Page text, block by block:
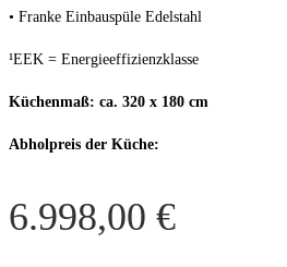
• Franke Einbauspüle Edelstahl
¹EEK = Energieeffizienzklasse
Küchenmaß: ca. 320 x 180 cm
Abholpreis der Küche:
6.998,00 €